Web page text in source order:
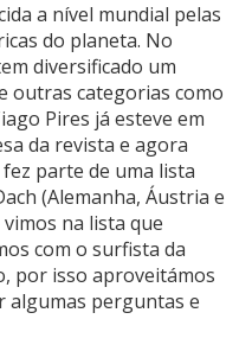
a nível mundial pelas
do planeta. No
diversificado um
outras categorias como
Pires já esteve em
da revista e agora
parte de uma lista
(Alemanha, Áustria e
na lista que
com o surfista da
por isso aproveitámos
algumas perguntas e